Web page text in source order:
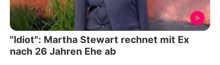
"Idiot": Martha Stewart rechnet mit Ex
nach 26 Jahren Ehe ab